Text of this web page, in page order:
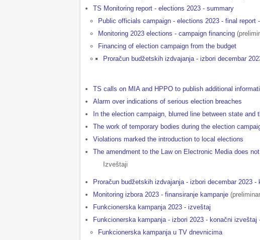
TS Monitoring report - elections 2023 - summary
Public officials campaign - elections 2023 - final report
Monitoring 2023 elections - campaign financing
Financing of election campaign from the budget
Proračun budžetskih izdvajanja - izbori decembar
TS calls on MIA and HPPO to publish additional
Alarm over indications of serious election breaches
In the election campaign, blurred line between state
The work of temporary bodies during the election
Violations marked the introduction to local elections
The amendment to the Law on Electronic Media does
Izveštaji
Proračun budžetskih izdvajanja - izbori decembar 2023 -
Monitoring izbora 2023 - finansiranje kampanje
Funkcionerska kampanja 2023 - izveštaj
Funkcionerska kampanja - izbori 2023 - konačni izveštaj
Funkcionerska kampanja u TV dnevnicima